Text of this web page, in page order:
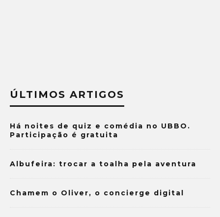
ÚLTIMOS ARTIGOS
Há noites de quiz e comédia no UBBO.
Participação é gratuita
Albufeira: trocar a toalha pela aventura
Chamem o Oliver, o concierge digital